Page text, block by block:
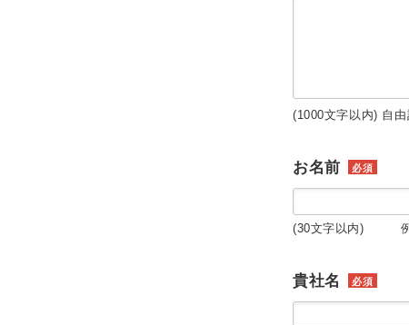
(1000文字以内) 自由
お名前 必須
(30文字以内) 例
貴社名 必須